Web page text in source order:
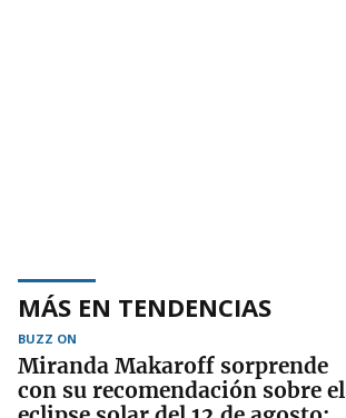
MÁS EN TENDENCIAS
BUZZ ON
Miranda Makaroff sorprende
con su recomendación sobre el